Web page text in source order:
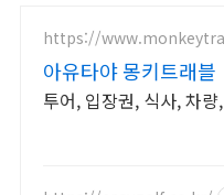
https://
아유타야 몽키트래블
투어, 입장권, 식사, 차